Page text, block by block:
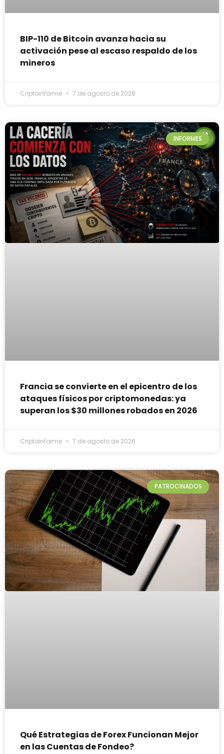
BIP-110 de Bitcoin avanza hacia su
activación pese al escaso respaldo de los
mineros
Criptoinforme 7 de agosto de 2026
INFORMES
Francia se convierte en el epicentro de los
ataques físicos por criptomonedas: ya
superan los $30 millones robados en 2026
Criptoinforme 7 de agosto de 2026
PATROCINADOS
Qué Estrategias de Forex Funcionan Mejor
en las Cuentas de Fondeo?